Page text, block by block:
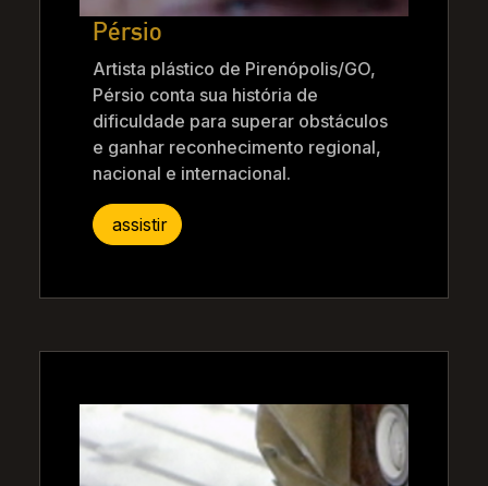
Pérsio
Artista plástico de Pirenópolis/GO,
Pérsio conta sua história de
dificuldade para superar obstáculos
e ganhar reconhecimento regional,
nacional e internacional.
assistir